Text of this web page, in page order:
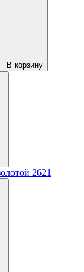
В корзину